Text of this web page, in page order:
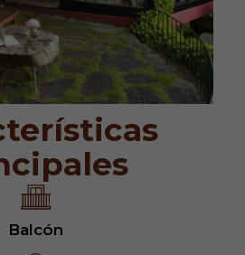
Balcón